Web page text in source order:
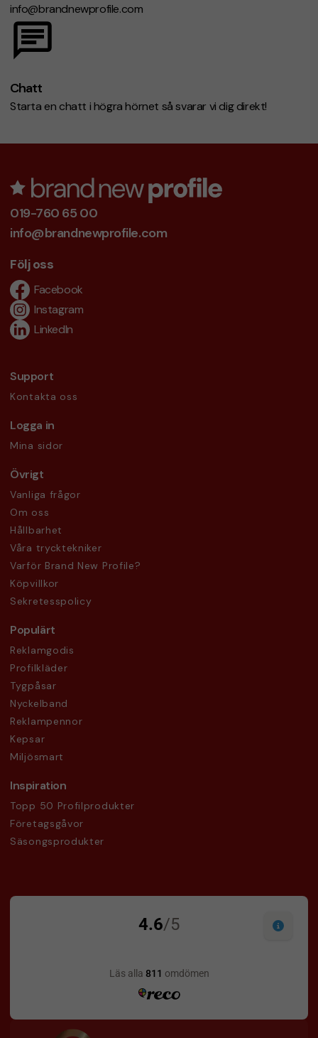
info@brandnewprofile.com
Chatt
Starta en chatt i högra hörnet så svarar vi dig direkt!
019-760 65 00
info@brandnewprofile.com
Följ oss
Facebook
Instagram
LinkedIn
Support
Kontakta oss
Logga in
Mina sidor
Övrigt
Vanliga frågor
Om oss
Hållbarhet
Våra trycktekniker
Varför Brand New Profile?
Köpvillkor
Sekretesspolicy
Populärt
Reklamgodis
Profilkläder
Tygpåsar
Nyckelband
Reklampennor
Kepsar
Miljösmart
Inspiration
Topp 50 Profilprodukter
Företagsgåvor
Säsongsprodukter